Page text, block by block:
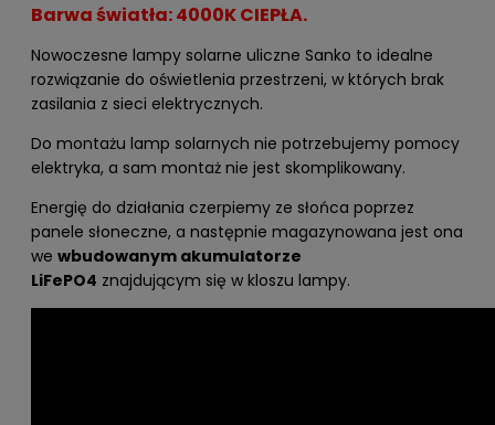
Barwa światła: 4000K CIEPŁA.
Nowoczesne lampy solarne uliczne Sanko to idealne
rozwiązanie do oświetlenia przestrzeni, w których brak
zasilania z sieci elektrycznych.
Do montażu lamp solarnych nie potrzebujemy pomocy
elektryka, a sam montaż nie jest skomplikowany.
Energię do działania czerpiemy ze słońca poprzez
panele słoneczne, a następnie magazynowana jest ona
we wbudowanym akumulatorze
LiFePO4 znajdującym się w kloszu lampy.